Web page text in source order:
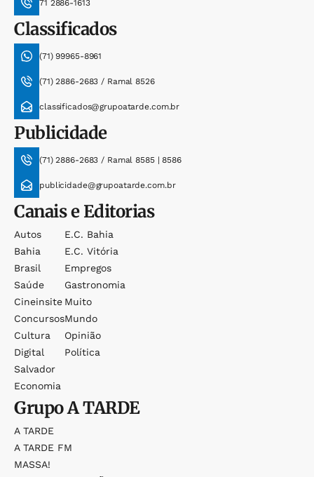
71 2886-1613
Classificados
(71) 99965-8961
(71) 2886-2683 / Ramal 8526
classificados@grupoatarde.com.br
Publicidade
(71) 2886-2683 / Ramal 8585 | 8586
publicidade@grupoatarde.com.br
Canais e Editorias
Autos
Bahia
Brasil
Saúde
Cineinsite
Concursos
Cultura
Digital
Salvador
Economia
E.c. Bahia
E.c. Vitória
Empregos
Gastronomia
Muito
Mundo
Opinião
Política
GrupoA TARDE
A TARDE
A TARDE FM
MASSA!